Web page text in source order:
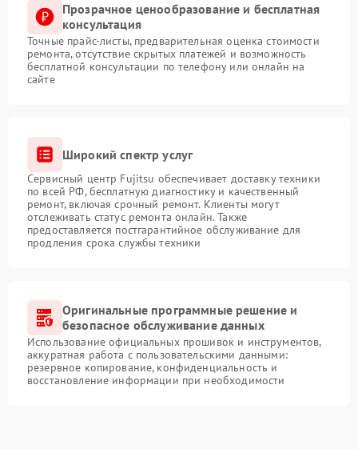
Прозрачное ценообразование и бесплатная
консультация
Точные прайс-листы, предварительная оценка стоимости
ремонта, отсутствие скрытых платежей и возможность
бесплатной консультации по телефону или онлайн на
сайте
Широкий спектр услуг
Сервисный центр Fujitsu обеспечивает доставку техники
по всей РФ, бесплатную диагностику и качественный
ремонт, включая срочный ремонт. Клиенты могут
отслеживать статус ремонта онлайн. Также
предоставляется постгарантийное обслуживание для
продления срока службы техники
Оригинальные программные решение и
безопасное обслуживание данных
Использование официальных прошивок и инструментов,
аккуратная работа с пользовательскими данными:
резервное копирование, конфиденциальность и
восстановление информации при необходимости